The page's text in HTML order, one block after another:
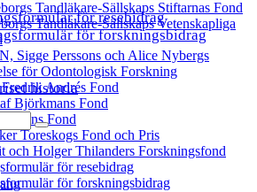
Tandläkare-Sällskaps Stiftarnas Fond
Tandläkare-Sällskaps Vetenskapliga
Sigge Perssons och Alice Nybergs
för Odontologisk Forskning
Andrés Fond
Björkmans Fond
Floréns Fond
Toreskogs Fond och Pris
och Holger Thilanders Forskningsfond
för resebidrag
för forskningsbidrag
för resebidrag
för forskningsbidrag
historia